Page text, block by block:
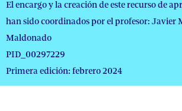
El encargo y la creación de este recurso de
han sido coordinados por el profesor: Javier
Maldonado
PID_00297229
Primera edición: febrero 2024